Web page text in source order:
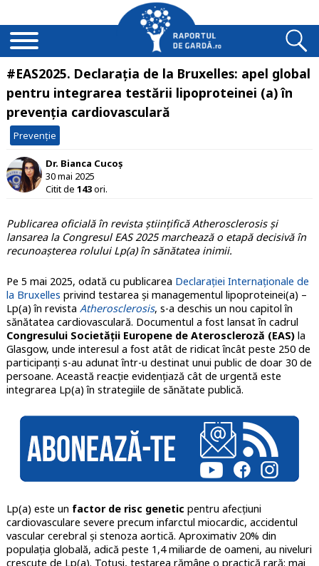
#EAS2025. Declarația de la Bruxelles: apel global
pentru integrarea testării lipoproteinei (a) în
prevenția cardiovasculară
Prevenție
Dr. Bianca Cucoș
30 mai 2025
Citit de 143ori.
Publicarea oficială în revista științifică Atherosclerosis și
lansarea la Congresul EAS 2025 marchează o etapă decisivă în
recunoașterea rolului Lp(a) în sănătatea inimii.
Pe 5 mai 2025, odată cu publicarea Declarației Internaționale de
la Bruxelles privind testarea și managementul lipoproteinei(a) –
Lp(a) în revista Atherosclerosis, s-a deschis un nou capitol în
sănătatea cardiovasculară. Documentul a fost lansat în cadrul
Congresului Societății Europene de Ateroscleroză (EAS)la
Glasgow, unde interesul a fost atât de ridicat încât peste 250 de
participanți s-au adunat într-u destinat unui public de doar 30 de
persoane. Această reacție evidențiază cât de urgentă este
integrarea Lp(a) în strategiile de sănătate publică.
Lp(a) este un factor de risc genetic pentru afecțiuni
cardiovasculare severe precum infarctul miocardic, accidentul
vascular cerebral și stenoza aortică. Aproximativ 20% din
populația globală, adică peste 1,4 miliarde de oameni, au niveluri
crescute de Lp(a). Totuși, testarea rămâne o practică rară: mai